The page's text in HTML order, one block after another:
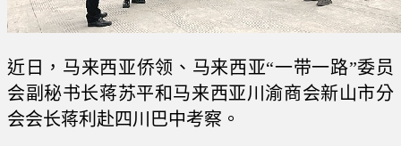
近日，马来西亚侨领、马来西亚“一带一路”委员
会副秘书长蒋苏平和马来西亚川渝商会新山市分
会会长蒋利赴四川巴中考察。